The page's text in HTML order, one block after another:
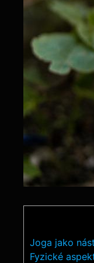
Joga jako
Fyzické